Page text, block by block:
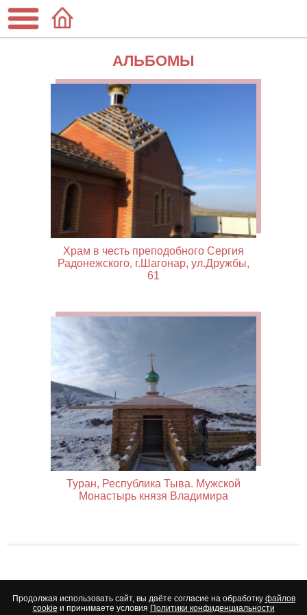
АЛЬБОМЫ
Храм в честь преподобного Сергия
Радонежского, г.Шагонар, ул.Дружбы,
61
Туран, Республика Тыва. Мужской
Монастырь князя Владимира
Продолжая использовать сайт, вы даёте согласие на обработку файлов
cookie и принимаете условия Политики конфиденциальности